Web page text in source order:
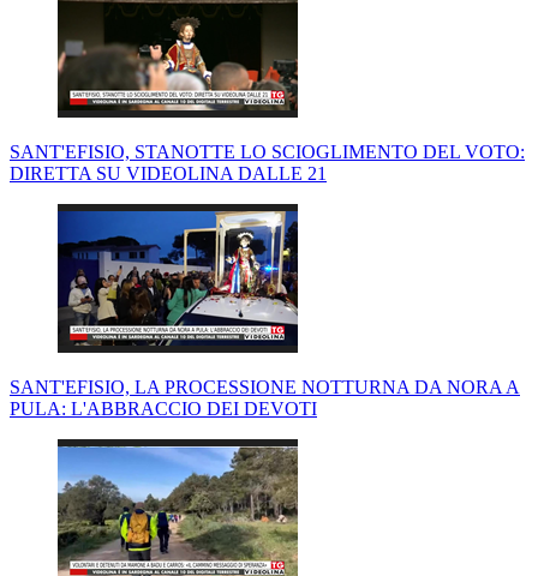
SANT'EFISIO, STANOTTE LO SCIOGLIMENTO DEL VOTO:
DIRETTA SU VIDEOLINA DALLE 21
SANT'EFISIO, LA PROCESSIONE NOTTURNA DA NORA A
PULA: L'ABBRACCIO DEI DEVOTI